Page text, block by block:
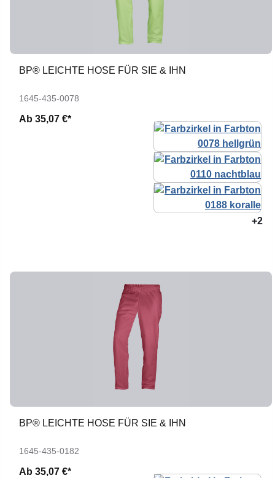
BP® LEICHTE HOSE FÜR SIE & IHN
1645-435-0078
Ab 35,07 €*
+2
BP® LEICHTE HOSE FÜR SIE & IHN
1645-435-0182
Ab 35,07 €*